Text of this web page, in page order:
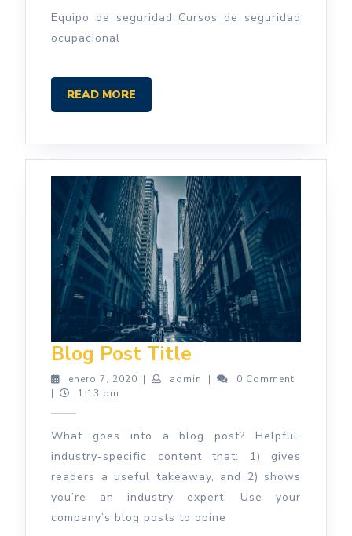
Equipo de seguridad Cursos de seguridad
ocupacional
READ MORE
MORE
Blog Post Title
Post
enero 7, 2020 enero
| admin admin
|
0 Comment
|
1:13 pm
What goes into a blog post? Helpful,
industry-specific content that: 1) gives
readers a useful takeaway, and 2) shows
you’re an industry expert. Use your
company’s blog posts to opine